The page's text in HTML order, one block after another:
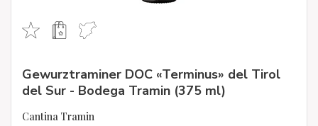
Gewurztraminer DOC «Terminus» del Tirol
del Sur - Bodega Tramin (375 ml)
Cantina Tramin